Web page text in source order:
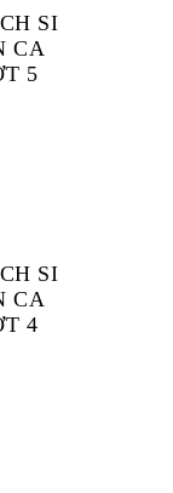
SI
CA
5
SI
CA
4